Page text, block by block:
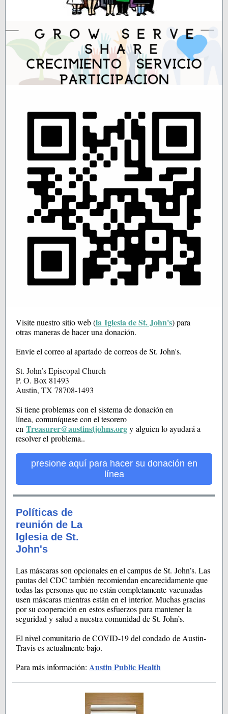
Visite nuestro sitio web (la Iglesia de St. John's) para
otras maneras de hacer una donación.
Envíe el correo al apartado de correos de St. John's.
St. John’s Episcopal Church
P. O. Box 81493
Austin, TX 78708-1493
Si tiene problemas con el sistema de donación en
línea, comuníquese con el tesorero
en Treasurer@austinstjohns.orgy alguien lo ayudará a
resolver el problema..
presione aquí para hacer su donación en
línea
Políticas de
reunión de La
Iglesia de St.
John's
Las máscaras son opcionales en el campus de St. John’s. Las
pautas del CDC también recomiendan encarecidamente que
todas las personas que no están completamente vacunadas
usen máscaras mientras están en el interior. Muchas gracias
por su cooperación en estos esfuerzos para mantener la
seguridad y salud a nuestra comunidad de St. John’s.
El nivel comunitario de COVID-19 del condado de Austin-
Travis es actualmente bajo.
Para más información: Austin Public Health